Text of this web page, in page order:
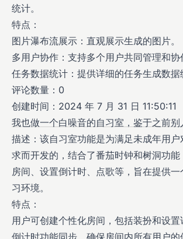
统计。
特点：
图片瀑布流展示：直观展示生成的图片。
多用户协作：支持多个用户共同管理和协
任务数据统计：提供详细的任务生成数据
评论数量：0
创建时间：2024 年 7 月 31 日 11:50:11
我也做一个白噪音的自习室，鉴于之前
描述：该自习室功能是为满足未成年用
求而开发的，结合了番茄时钟和树洞功
房间、设置倒计时、点歌等，旨在提供
习环境。
特点：
用户可创建个性化房间，包括装扮和设置
倒计时功能同步，确保房间内所有用户的